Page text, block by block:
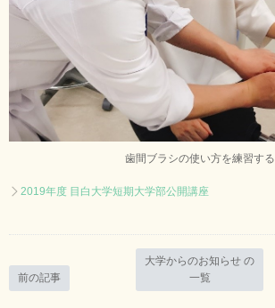
歯間ブラシの使い方を練習する
2019年度 目白大学短期大学部公開講座
前の記事
大学からのお知らせ の
一覧